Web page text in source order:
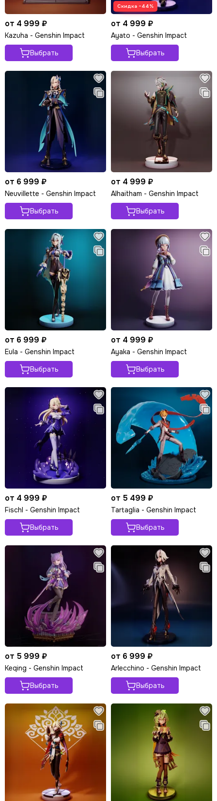
от 4 999 ₽
Kazuha - Genshin Impact
Выбрать
Скидка −44%
от 4 999 ₽
Ayato - Genshin Impact
Выбрать
от 6 999 ₽
Neuvillette - Genshin Impact
Выбрать
от 4 999 ₽
Alhaitham - Genshin Impact
Выбрать
от 6 999 ₽
Eula - Genshin Impact
Выбрать
от 4 999 ₽
Ayaka - Genshin Impact
Выбрать
от 4 999 ₽
Fischl - Genshin Impact
Выбрать
от 5 499 ₽
Tartaglia - Genshin Impact
Выбрать
от 5 999 ₽
Keqing - Genshin Impact
Выбрать
от 6 999 ₽
Arlecchino - Genshin Impact
Выбрать